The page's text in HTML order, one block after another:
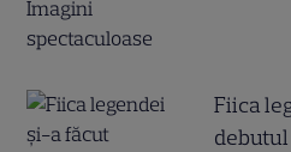
Fiica
debutul